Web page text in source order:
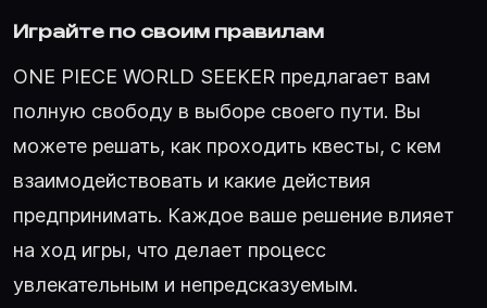
Играйте по своим правилам
ONE PIECE WORLD SEEKER предлагает вам
полную свободу в выборе своего пути. Вы
можете решать, как проходить квесты, с кем
взаимодействовать и какие действия
предпринимать. Каждое ваше решение влияет
на ход игры, что делает процесс
увлекательным и непредсказуемым.